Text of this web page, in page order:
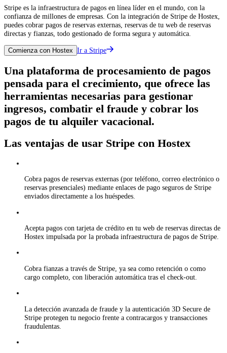
Stripe es la infraestructura de pagos en línea líder en el mundo, con la
confianza de millones de empresas. Con la integración de Stripe de Hostex,
puedes cobrar pagos de reservas externas, reservas de tu web de reservas
directas y fianzas, todo gestionado de forma segura y automática.
Comienza con Hostex Ir a Stripe
Una plataforma de procesamiento de pagos
pensada para el crecimiento, que ofrece las
herramientas necesarias para gestionar
ingresos, combatir el fraude y cobrar los
pagos de tu alquiler vacacional.
Las ventajas de usar Stripe con Hostex
Cobra pagos de reservas externas (por teléfono, correo electrónico o
reservas presenciales) mediante enlaces de pago seguros de Stripe
enviados directamente a los huéspedes.
Acepta pagos con tarjeta de crédito en tu web de reservas directas de
Hostex impulsada por la probada infraestructura de pagos de Stripe.
Cobra fianzas a través de Stripe, ya sea como retención o como
cargo completo, con liberación automática tras el check-out.
La detección avanzada de fraude y la autenticación 3D Secure de
Stripe protegen tu negocio frente a contracargos y transacciones
fraudulentas.